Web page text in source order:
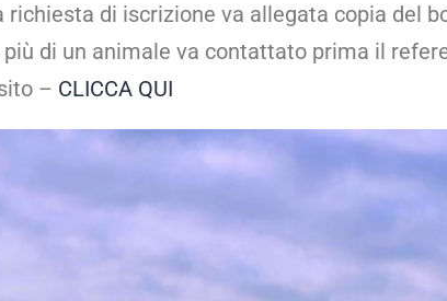
di iscrizione va allegata copia del
di un animale va contattato prima il
– CLICCA QUI